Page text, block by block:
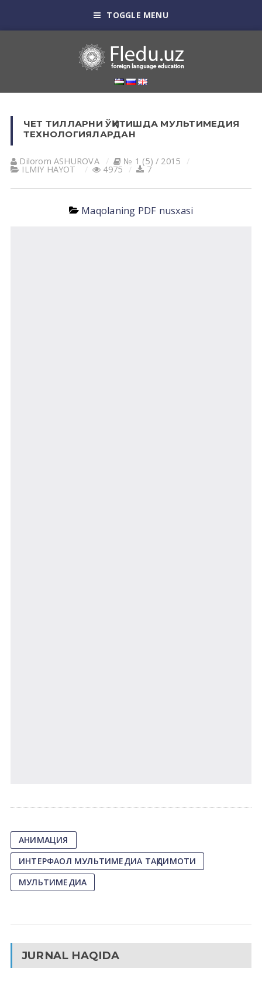
TOGGLE MENU
ЧЕТ ТИЛЛАРНИ ЎҚИТИШДА МУЛЬТИМЕДИЯ
ТЕХНОЛОГИЯЛАРДАН
Dilorom АSHUROVА № 1 (5) / 2015
ILMIY HАYOT 4975 7
Maqolaning PDF nusxasi
АНИМАЦИЯ
ИНТЕРФАОЛ МУЛЬТИМЕДИА ТАҚДИМОТИ
МУЛЬТИМЕДИА
JURNAL HAQIDA